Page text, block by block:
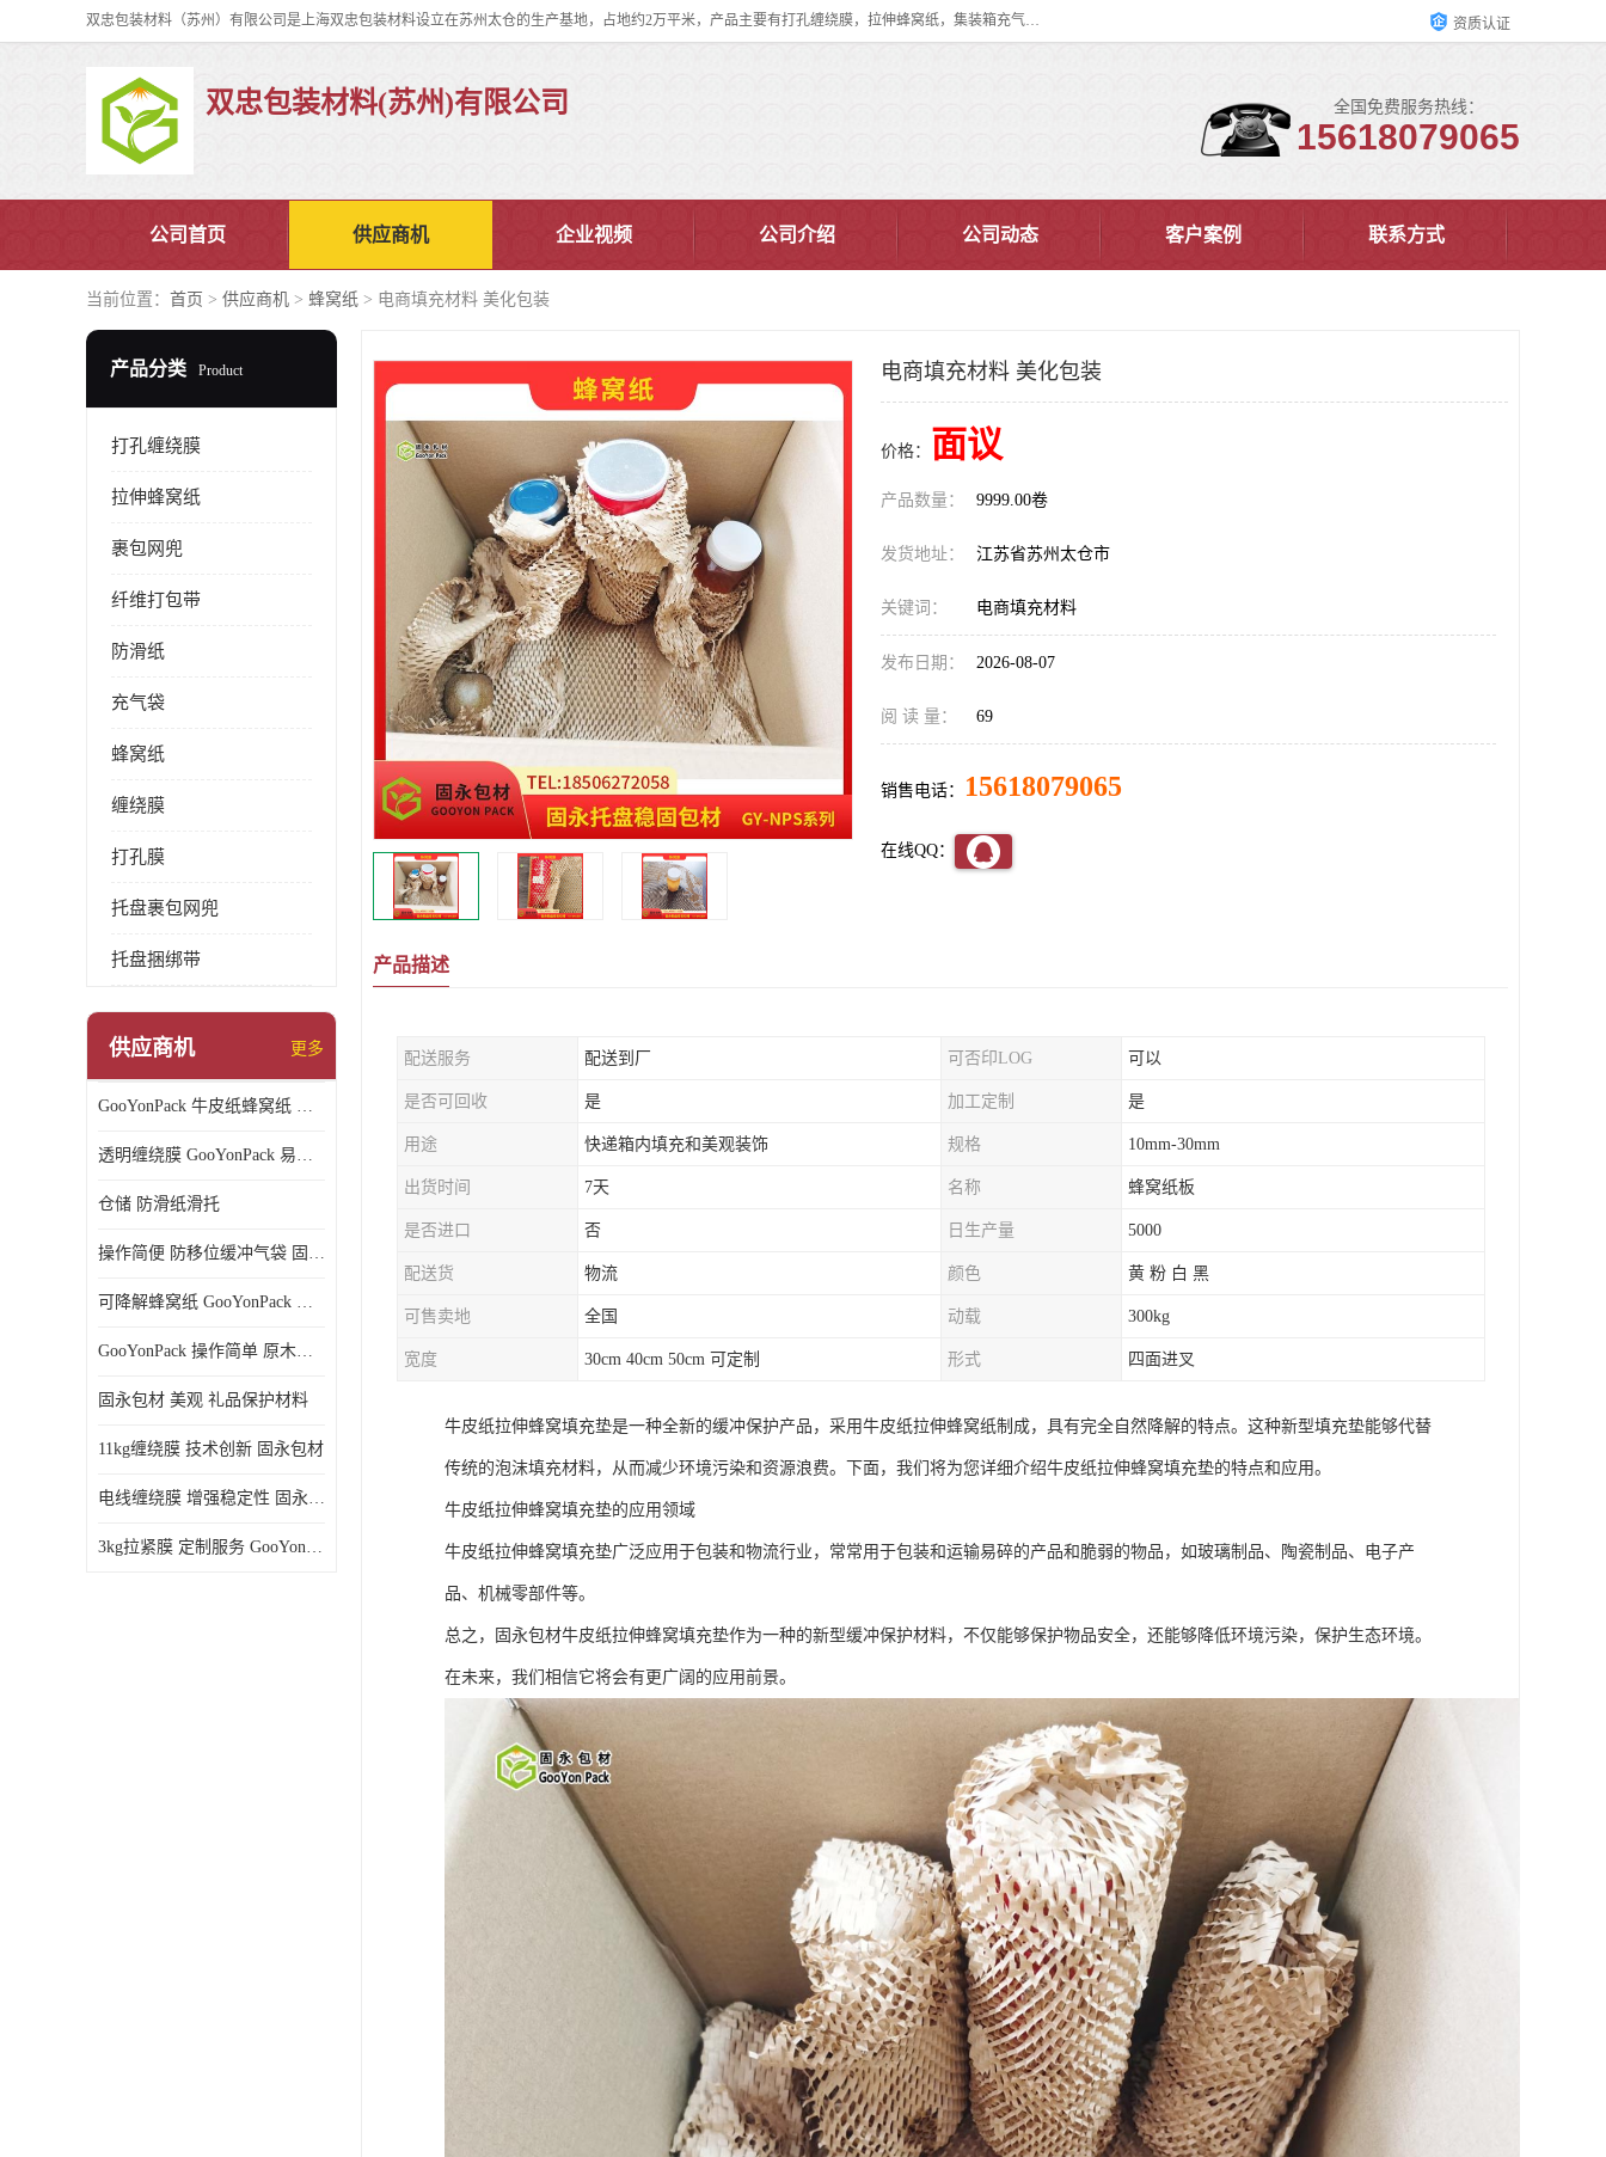
双忠包装材料（苏州）有限公司是上海双忠包装材料设立在苏州太仓的生产基地，占地约2万平米，产品主要有打孔缠绕膜，拉伸蜂窝纸，集装箱充气袋，滑托板，打包带，裹包网兜，防滑纸等箱体和托盘的运输和保护性包材。固永包材®，GooYon Pack®，是我们保护性包装材料的专属品牌。 资质认证
双忠包装材料(苏州)有限公司 全国免费服务热线：
15618079065
公司首页 供应商机 企业视频 公司介绍 公司动态 客户案例 联系方式
当前位置： 首页 > 供应商机 > 蜂窝纸 > 电商填充材料 美化包装
产品分类 Product
打孔缠绕膜
拉伸蜂窝纸
裹包网兜
纤维打包带
防滑纸
充气袋
蜂窝纸
缠绕膜
打孔膜
托盘裹包网兜
托盘捆绑带
供应商机 更多
GooYonPack 牛皮纸蜂窝纸 循环使用
透明缠绕膜 GooYonPack 易撕扯不残留
仓储 防滑纸滑托
操作简便 防移位缓冲气袋 固永包材
可降解蜂窝纸 GooYonPack 循环使用
GooYonPack 操作简单 原木浆蜂巢网格纸
固永包材 美观 礼品保护材料
11kg缠绕膜 技术创新 固永包材
电线缠绕膜 增强稳定性 固永包材
3kg拉紧膜 定制服务 GooYonPack
电商填充材料 美化包装
价格： 面议
产品数量： 9999.00卷
发货地址： 江苏省苏州太仓市
关键词： 电商填充材料
发布日期： 2026-08-07
阅 读 量： 69
销售电话： 15618079065
在线QQ：
产品描述
配送服务 配送到厂 可否印LOG 可以
是否可回收 是 加工定制 是
用途 快递箱内填充和美观装饰 规格 10mm-30mm
出货时间 7天 名称 蜂窝纸板
是否进口 否 日生产量 5000
配送货 物流 颜色 黄 粉 白 黑
可售卖地 全国 动载 300kg
宽度 30cm 40cm 50cm 可定制 形式 四面进叉
牛皮纸拉伸蜂窝填充垫是一种全新的缓冲保护产品，采用牛皮纸拉伸蜂窝纸制成，具有完全自然降解的特点。这种新型填充垫能够代替
传统的泡沫填充材料，从而减少环境污染和资源浪费。下面，我们将为您详细介绍牛皮纸拉伸蜂窝填充垫的特点和应用。
牛皮纸拉伸蜂窝填充垫的应用领域
牛皮纸拉伸蜂窝填充垫广泛应用于包装和物流行业，常常用于包装和运输易碎的产品和脆弱的物品，如玻璃制品、陶瓷制品、电子产
品、机械零部件等。
总之，固永包材牛皮纸拉伸蜂窝填充垫作为一种的新型缓冲保护材料，不仅能够保护物品安全，还能够降低环境污染，保护生态环境。
在未来，我们相信它将会有更广阔的应用前景。